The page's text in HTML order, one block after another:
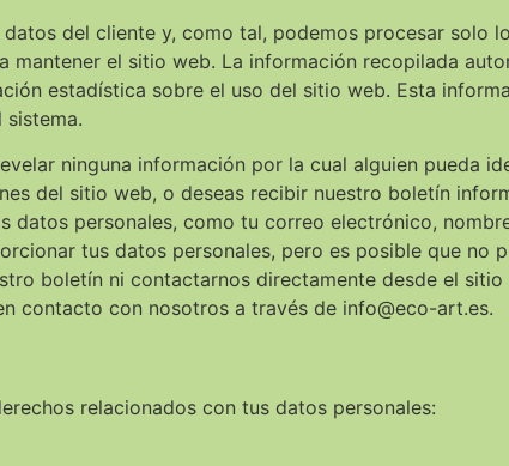
del cliente y, como tal, podemos procesar solo
mantener el sitio web. La información recopilada
estadística sobre el uso del sitio web. Esta
ninguna información por la cual alguien pueda
del sitio web, o deseas recibir nuestro boletín
datos personales, como tu correo electrónico,
tus datos personales, pero es posible que no
boletín ni contactarnos directamente desde el
contacto con nosotros a través de info@eco-art.es.
relacionados con tus datos personales: